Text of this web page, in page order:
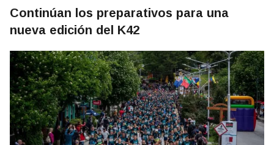
Continúan los preparativos para una
nueva edición del K42